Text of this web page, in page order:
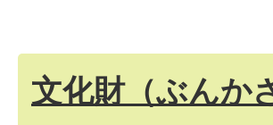
文化財（ぶんか